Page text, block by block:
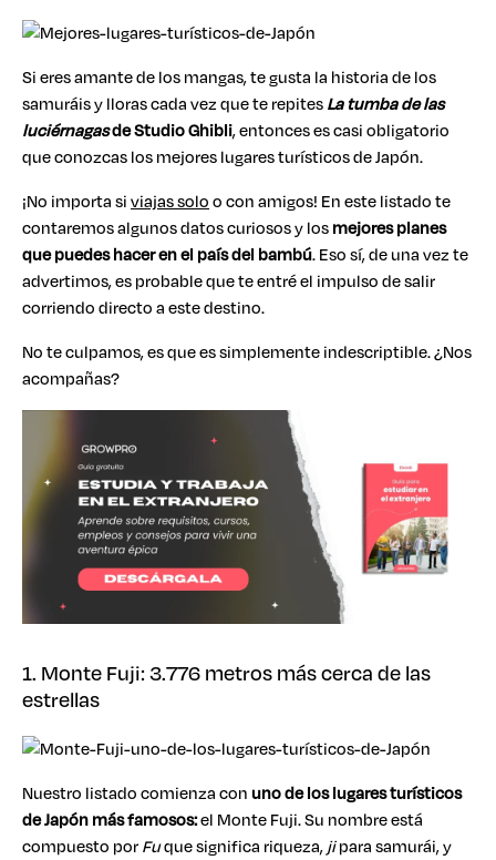
Si eres amante de los mangas, te gusta la historia de los
samuráis y lloras cada vez que te repitesLa tumba de las
luciérnagasde Studio Ghibli, entonces es casi obligatorio
que conozcas los mejores lugares turísticos de Japón.
¡No importa siviajas soloo con amigos! En este listado te
contaremos algunos datos curiosos y losmejores planes
que puedes hacer en el país del bambú. Eso sí, de una vez te
advertimos, es probable que te entré el impulso de salir
corriendo directo a este destino.
No te culpamos, es que es simplemente indescriptible. ¿Nos
acompañas?
1. Monte Fuji: 3.776 metros más cerca de las
estrellas
Nuestro listado comienza con uno de loslugares turísticos
de Japón más famosos:el Monte Fuji. Su nombre está
compuesto porFuque significa riqueza,jipara samurái, y